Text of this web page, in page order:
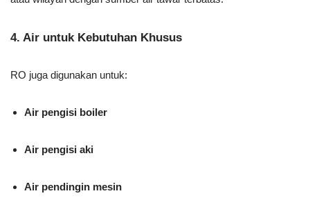
4. Air untuk Kebutuhan Khusus
RO juga digunakan untuk:
Air pengisi boiler
Air pengisi aki
Air pendingin mesin